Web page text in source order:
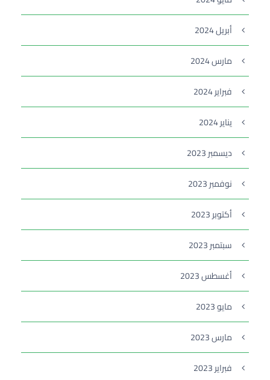
أبريل 2024
مارس 2024
فبراير 2024
يناير 2024
ديسمبر 2023
نوفمبر 2023
أكتوبر 2023
سبتمبر 2023
أغسطس 2023
مايو 2023
مارس 2023
فبراير 2023